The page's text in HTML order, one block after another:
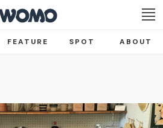
FEATURE SPOT ABOUT